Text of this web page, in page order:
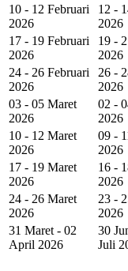
10 - 12 Februari
2026
12 -
2026
17 - 19 Februari
2026
19 -
2026
24 - 26 Februari
2026
26 -
2026
03 - 05 Maret
2026
02 -
2026
10 - 12 Maret
2026
09 -
2026
17 - 19 Maret
2026
16 -
2026
24 - 26 Maret
2026
23 -
2026
31 Maret - 02
April 2026
30
Juli